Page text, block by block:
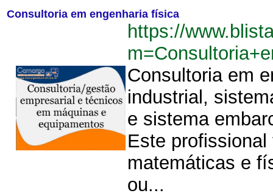
Consultoria em engenharia física
https://
Consultoria em
industrial,
e sistema
Este
matemáticas e
ou...